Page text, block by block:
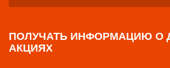
ПОЛУЧАТЬ ИНФОРМАЦИЮ О
АКЦИЯХ